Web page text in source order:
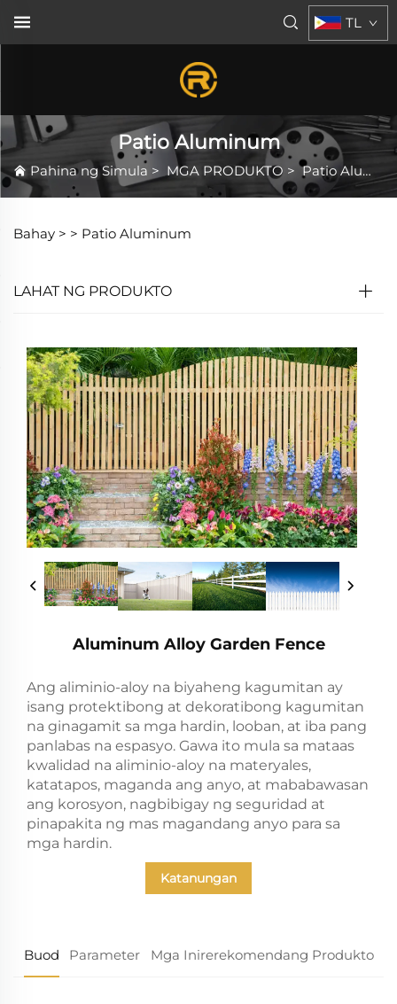
TL
Patio Aluminum
Pahina ng Simula > MGA PRODUKTO >Patio Aluminum
Bahay > > Patio Aluminum
LAHAT NG PRODUKTO
Aluminum Alloy Garden Fence
Ang aliminio-aloy na biyaheng kagumitan ay
isang protektibong at dekoratibong kagumitan
na ginagamit sa mga hardin, looban, at iba pang
panlabas na espasyo. Gawa ito mula sa mataas
kwalidad na aliminio-aloy na materyales,
katatapos, maganda ang anyo, at mababawasan
ang korosyon, nagbibigay ng seguridad at
pinapakita ng mas magandang anyo para sa
mga hardin.
Katanungan
Buod Parameter Mga Inirerekomendang Produkto